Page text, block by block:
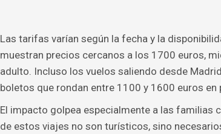
Las tarifas varían según la fecha y la
muestran precios cercanos a los 1700 euros,
adulto. Incluso los vuelos saliendo desde
boletos que rondan entre 1100 y 1600 euros en
El impacto golpea especialmente a las familias
de estos viajes no son turísticos, sino